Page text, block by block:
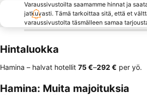
Varaussivustoilta saamamme hinnat ja
jatkuvasti. Tämä tarkoittaa sitä, että et
varaussivustolta täsmälleen samaa
Hintaluokka
Hamina – halvat hotellit ‎75 €–‎292 € per yö.
Hamina: Muita majoituksia